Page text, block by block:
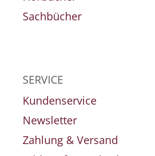
Sachbücher
SERVICE
Kundenservice
Newsletter
Zahlung & Versand